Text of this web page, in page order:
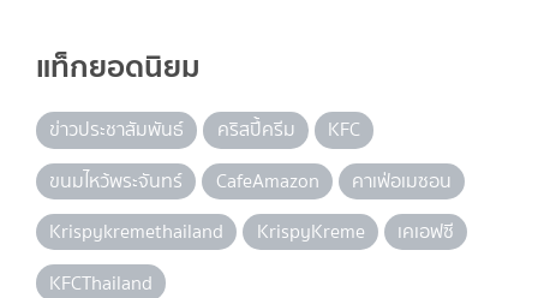
แท็กยอดนิยม
ข่าวประชาสัมพันธ์ คริสปี้ครีม
KFC
ขนมไหว้พระจันทร์
CafeAmazon
คาเฟ่อเมซอน
Krispykremethailand
KrispyKreme
เคเอฟซี
KFCThailand